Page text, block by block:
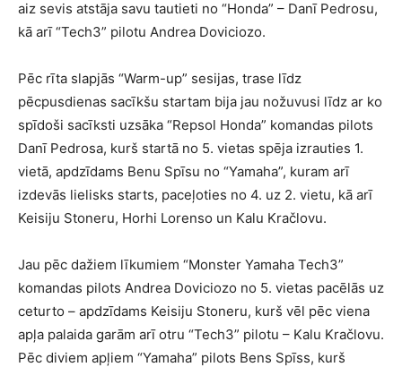
aiz sevis atstāja savu tautieti no “Honda” – Danī Pedrosu,
kā arī “Tech3” pilotu Andrea Doviciozo.
Pēc rīta slapjās “Warm-up” sesijas, trase līdz
pēcpusdienas sacīkšu startam bija jau nožuvusi līdz ar ko
spīdoši sacīksti uzsāka “Repsol Honda” komandas pilots
Danī Pedrosa, kurš startā no 5. vietas spēja izrauties 1.
vietā, apdzīdams Benu Spīsu no “Yamaha”, kuram arī
izdevās lielisks starts, paceļoties no 4. uz 2. vietu, kā arī
Keisiju Stoneru, Horhi Lorenso un Kalu Kračlovu.
Jau pēc dažiem līkumiem “Monster Yamaha Tech3”
komandas pilots Andrea Doviciozo no 5. vietas pacēlās uz
ceturto – apdzīdams Keisiju Stoneru, kurš vēl pēc viena
apļa palaida garām arī otru “Tech3” pilotu – Kalu Kračlovu.
Pēc diviem apļiem “Yamaha” pilots Bens Spīss, kurš